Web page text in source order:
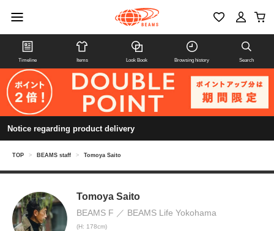
Timeline Items Look Book Browsing history Search
Notice regarding product delivery
TOP > BEAMS staff > Tomoya Saito
Tomoya Saito
BEAMS F BEAMS Life Yokohama
(H: 178cm)